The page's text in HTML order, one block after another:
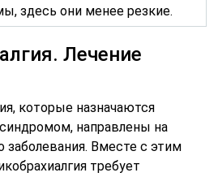
здесь они менее резкие.
Лечение
которые назначаются
направлены на
заболевания. Вместе с этим
требует